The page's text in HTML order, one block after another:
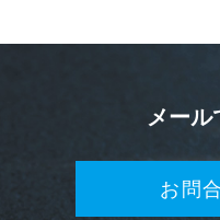
メール
お問